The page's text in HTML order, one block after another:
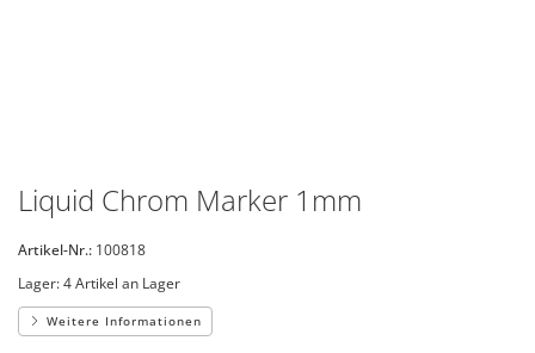
Liquid Chrom Marker 1mm
Artikel-Nr.: 100818
Lager:4 Artikel an Lager
Weitere Informationen